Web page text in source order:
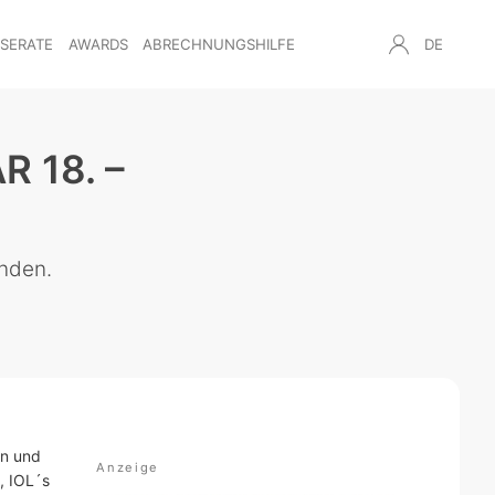
AWARDS ABRECHNUNGSHILFE DE
18. –
und
IOL´s